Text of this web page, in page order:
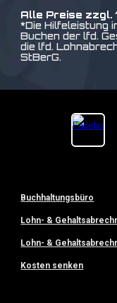
Alle Preise zzgl.
*Die Hilfeleistung
Buchen der lfd.
die lfd.
StBerG.
Buchhaltungsbüro
Lohn- &
Lohn- &
Kosten senken